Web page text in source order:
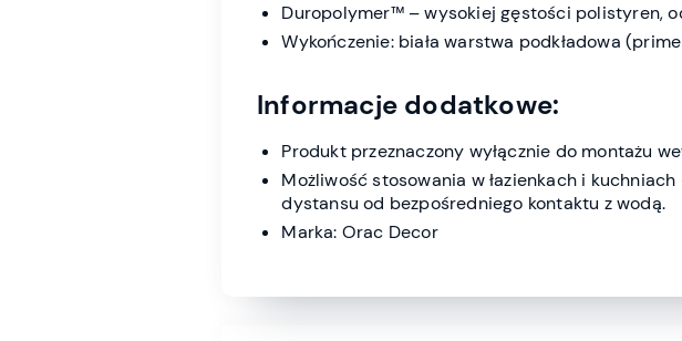
Duropolymer™ – wysokiej gęstości polistyren,
Wykończenie: biała warstwa podkładowa
Informacje dodatkowe:
Produkt przeznaczony wyłącznie do montażu
Możliwość stosowania w łazienkach i
dystansu od bezpośredniego kontaktu z wodą.
Marka: Orac Decor